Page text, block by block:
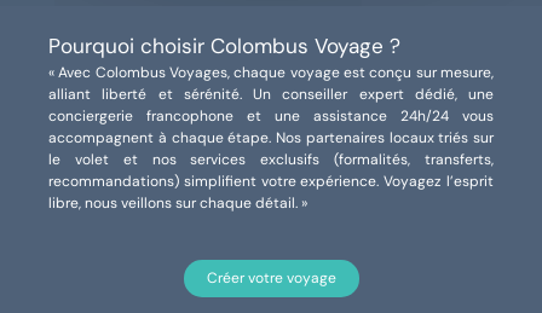
J’ai également beaucoup apprécié sa
disponibilité, son écoute et son
implication, y compris lorsqu’il a fallu gérer
un imprévu pendant le séjour.
Même en son absence, les autres
membres de l’équipe Colombus Voyages
ont su prendre le relais avec efficacité et
voyage de cette ampleur.
Je recommande vivement Vanessa et
Pourquoi choisir Colombus Voyage ?
« Avec Colombus Voyages, chaque voyage est conçu sur mesure,
alliant liberté et sérénité. Un conseiller expert dédié, une
conciergerie francophone et une assistance 24h/24 vous
accompagnent à chaque étape. Nos partenaires locaux triés sur
le volet et nos services exclusifs (formalités, transferts,
recommandations) simplifient votre expérience. Voyagez l’esprit
libre, nous veillons sur chaque détail. »
Créer votre voyage